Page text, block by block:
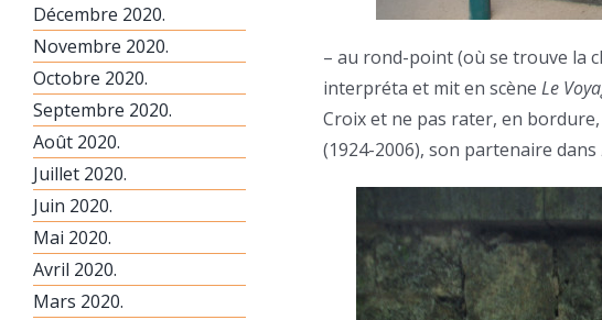
– au rond-point (où se trouve la
interpréta et mit en scène Le
Croix et ne pas rater, en
(1924-2006), son partenaire dans
Décembre 2020.
Novembre 2020.
Octobre 2020.
Septembre 2020.
Août 2020.
Juillet 2020.
Juin 2020.
Mai 2020.
Avril 2020.
Mars 2020.